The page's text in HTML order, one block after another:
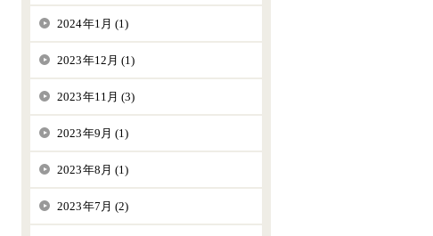
2024年1月 (1)
2023年12月 (1)
2023年11月 (3)
2023年9月 (1)
2023年8月 (1)
2023年7月 (2)